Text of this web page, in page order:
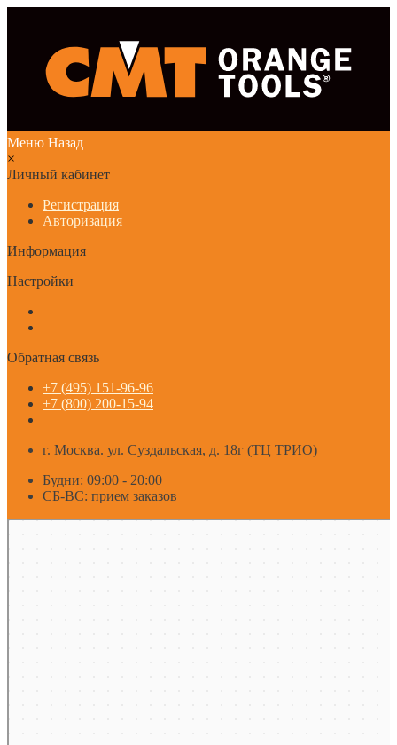
Меню Назад
×
Личный кабинет
Регистрация
Авторизация
Информация
Настройки
Обратная связь
+7 (495) 151-96-96
+7 (800) 200-15-94
г. Москва. ул. Суздальская, д. 18г (ТЦ ТРИО)
Будни: 09:00 - 20:00
СБ-ВС: прием заказов